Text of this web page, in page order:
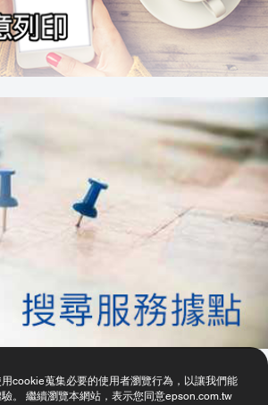
用cookie蒐集必要的使用者瀏覽行為，以讓我們能
。 繼續瀏覽本網站，表示您同意epson.com.tw